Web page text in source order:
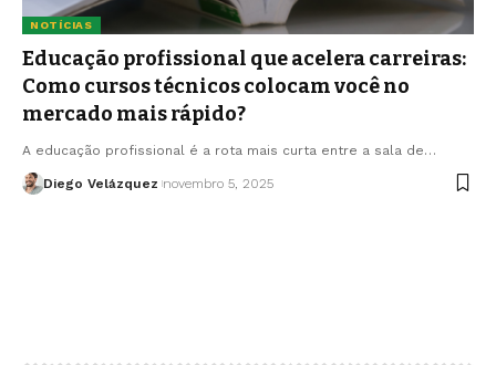
NOTÍCIAS
Educação profissional que acelera carreiras:
Como cursos técnicos colocam você no
mercado mais rápido?
A educação profissional é a rota mais curta entre a sala de…
Diego Velázquez novembro 5, 2025